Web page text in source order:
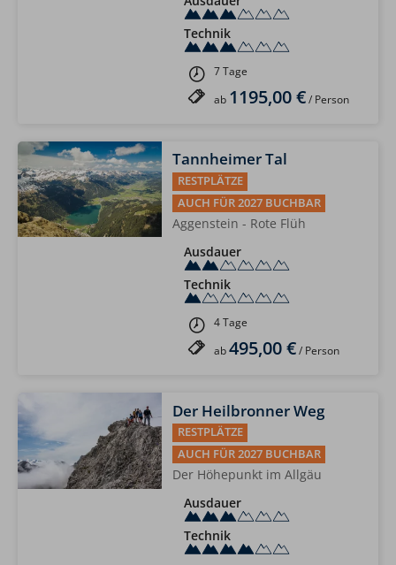
Technik
7 Tage
ab 1195,00 €/ Person
Tannheimer Tal
RESTPLÄTZE
AUCH FÜR 2027 BUCHBAR
Aggenstein - Rote Flüh
Ausdauer
Technik
4 Tage
ab495,00 €/ Person
Der Heilbronner Weg
RESTPLÄTZE
AUCH FÜR 2027 BUCHBAR
Der Höhepunkt im Allgäu
Ausdauer
Technik